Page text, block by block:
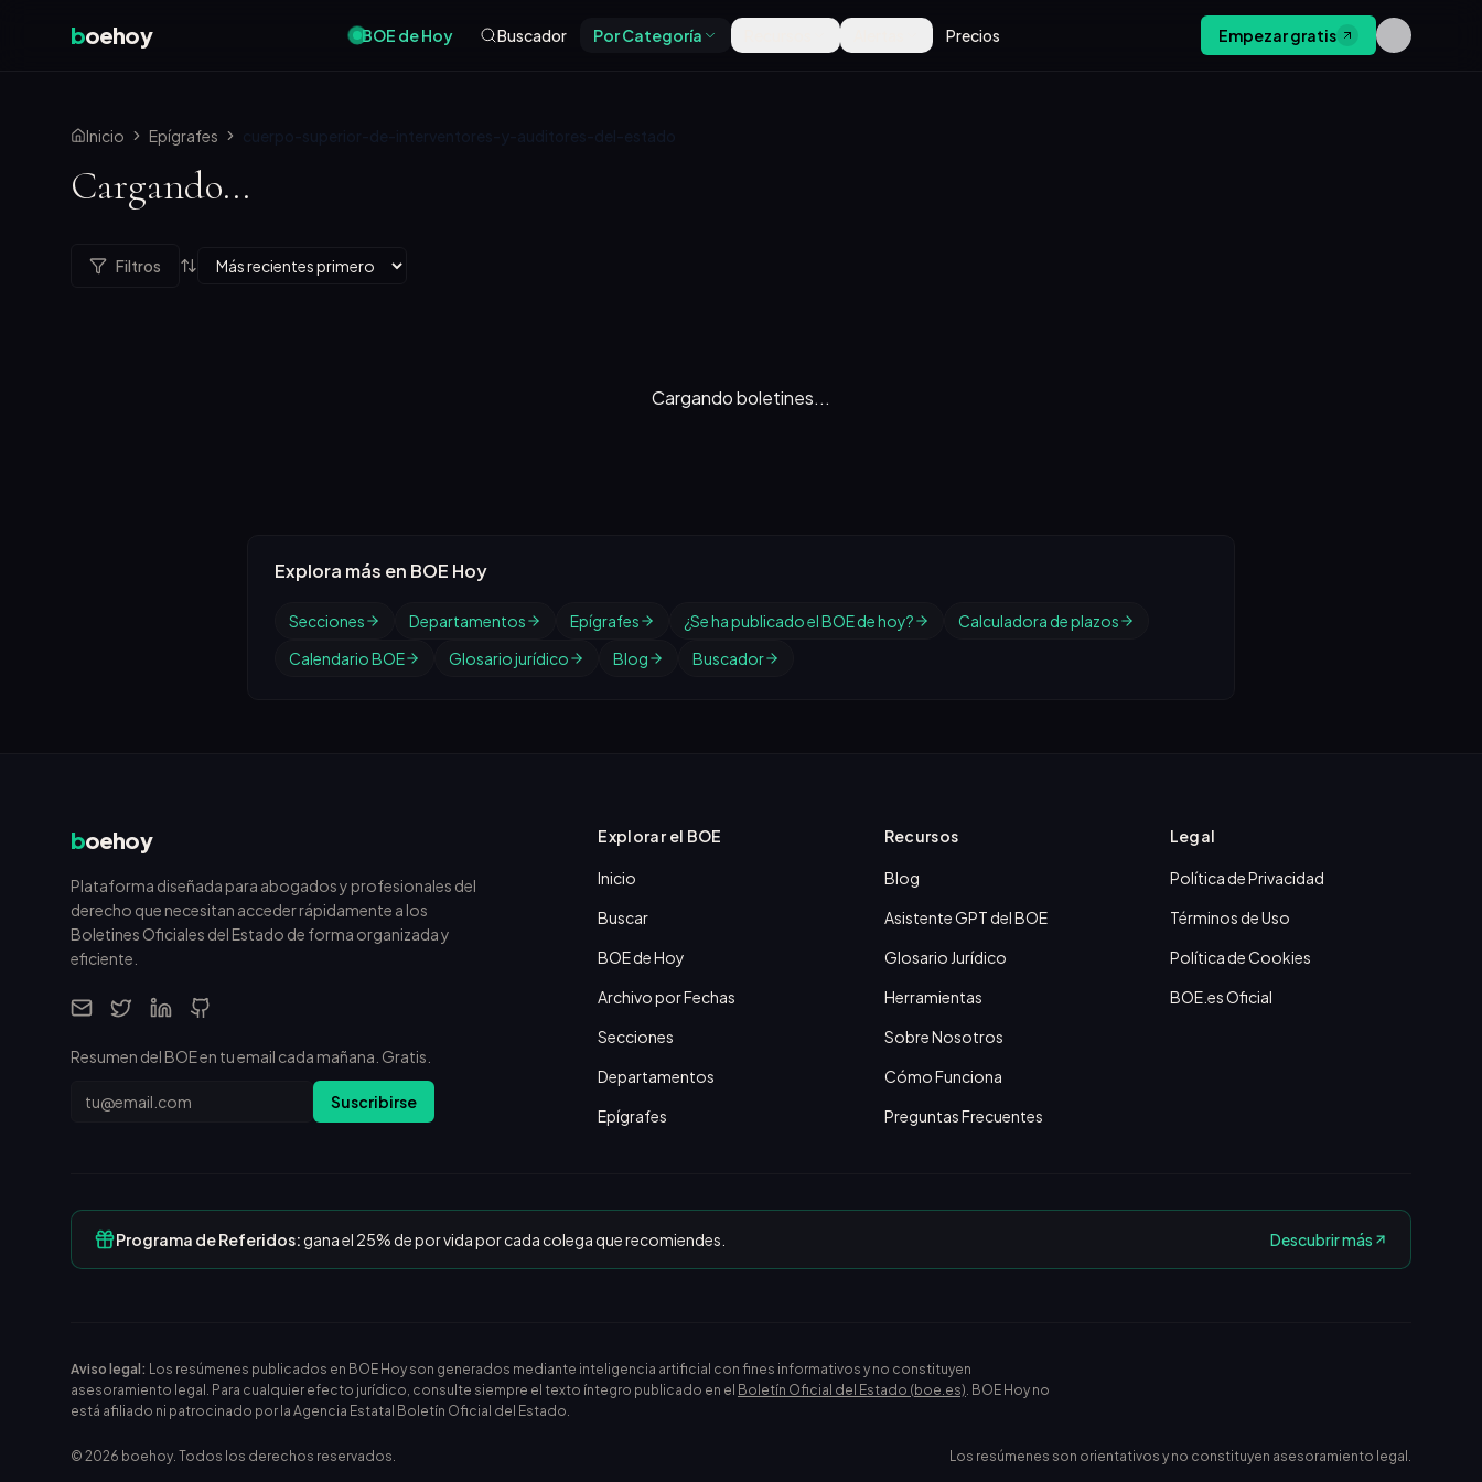
boehoy BOE de Hoy Buscador Por Categoría Precios Empezar gratis
Inicio Epígrafes cuerpo-superior-de-interventores-y-auditores-del-estado
Cargando...
Filtros
Cargando boletines...
Explora más en BOE Hoy
Secciones Departamentos Epígrafes ¿Se ha publicado el BOE de hoy?
Calculadora de plazos
Calendario BOE
Glosario jurídico Blog Buscador
boehoy
Plataforma diseñada para abogados y profesionales del
derecho que necesitan acceder rápidamente a los
Boletines Oficiales del Estado de forma organizada y
eficiente.
Resumen del BOE en tu email cada mañana. Gratis.
Email Suscribirse
Explorar el BOE
Inicio
Buscar
BOE de Hoy
Archivo por Fechas
Secciones
Departamentos
Epígrafes
Recursos
Blog
Asistente GPT del BOE
Glosario Jurídico
Herramientas
Sobre Nosotros
Cómo Funciona
Preguntas Frecuentes
Legal
Política de Privacidad
Términos de Uso
Política de Cookies
BOE.es Oficial
Programa de Referidos:gana el 25% de por vida por cada colega que recomiendes. Descubrir más
Aviso legal: Los resúmenes publicados en BOE Hoy son generados mediante inteligencia artificial con fines informativos y no constituyen
asesoramiento legal. Para cualquier efecto jurídico, consulte siempre el texto íntegro publicado en el Boletín Oficial del Estado (boe.es). BOE Hoy no
está afiliado ni patrocinado por la Agencia Estatal Boletín Oficial del Estado.
© 2026 boehoy. Todos los derechos reservados. Los resúmenes son orientativos y no constituyen asesoramiento legal.